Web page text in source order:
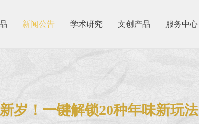
新闻公告 学术研究 文创产品 服务中心
岁！一键解锁20种年味新玩法